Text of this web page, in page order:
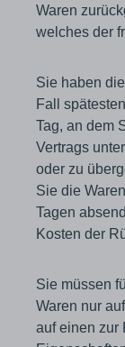
Waren
welches der
Sie haben
Fall
Tag, an dem
Vertrags
oder zu
Sie die
Tagen
Kosten der
Sie müssen
Waren nur
auf einen zur